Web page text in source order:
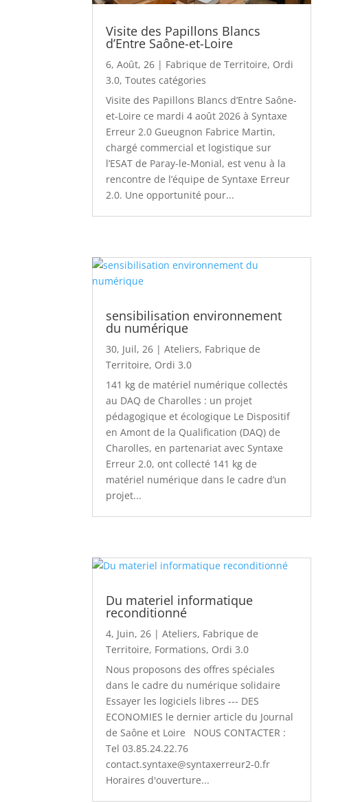
Visite des Papillons Blancs
d’Entre Saône-et-Loire
6, Août, 26 | Fabrique de Territoire, Ordi
3.0,Toutes catégories
Visite des Papillons Blancs d’Entre Saône-
et-Loire ce mardi 4 août 2026 à Syntaxe
Erreur 2.0 Gueugnon Fabrice Martin,
chargé commercial et logistique sur
l’ESAT de Paray-le-Monial, est venu à la
rencontre de l’équipe de Syntaxe Erreur
2.0. Une opportunité pour...
sensibilisation environnement
du numérique
30, Juil, 26 |Ateliers, Fabrique de
Territoire, Ordi 3.0
141 kg de matériel numérique collectés
au DAQ de Charolles : un projet
pédagogique et écologique Le Dispositif
en Amont de la Qualification (DAQ) de
Charolles, en partenariat avec Syntaxe
Erreur 2.0, ont collecté 141 kg de
matériel numérique dans le cadre d’un
projet...
Du materiel informatique
reconditionné
4, Juin, 26 |Ateliers, Fabrique de
Territoire, Formations, Ordi 3.0
Nous proposons des offres spéciales
dans le cadre du numérique solidaire
Essayer les logiciels libres --- DES
ECONOMIES le dernier article du Journal
de Saône et Loire NOUS CONTACTER :
Tel 03.85.24.22.76
contact.syntaxe@syntaxerreur2-0.fr
Horaires d'ouverture...